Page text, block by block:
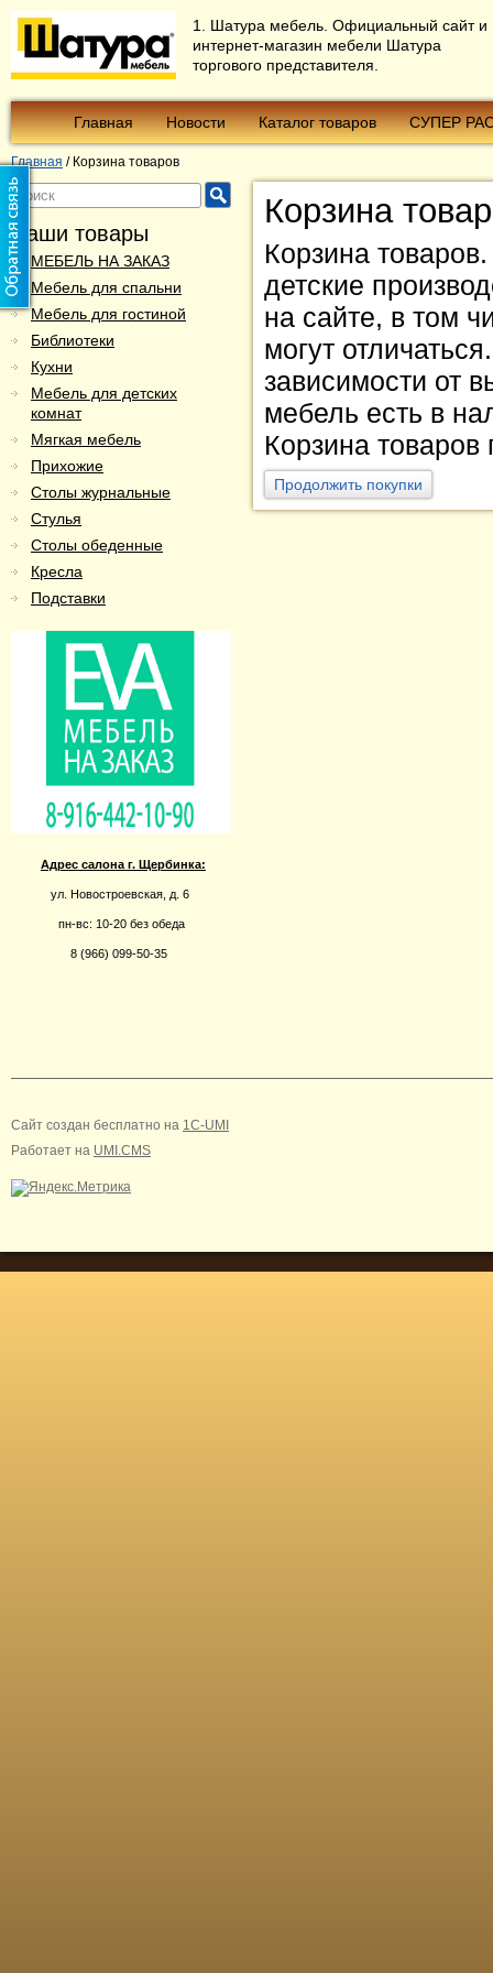
1. Шатура мебель. Официальный сайт и
интернет-магазин мебели Шатура
торгового представителя.
Главная Новости Каталог товаров СУПЕР
Главная / Корзина товаров
Наши товары
МЕБЕЛЬ НА ЗАКАЗ
Мебель для спальни
Мебель для гостиной
Библиотеки
Кухни
Мебель для детских
комнат
Мягкая мебель
Прихожие
Столы журнальные
Стулья
Столы обеденные
Кресла
Подставки
Адрес салона г. Щербинка:
ул. Новостроевская, д. 6
пн-вс: 10-20 без обеда
8 (966) 099-50-35
Корзина
Корзина
детские
на сайте, в том
могут
зависимости от
мебель есть в
Корзина товаров
Продолжить покупки
Сайт создан бесплатно на 1C-UMI
Работает на UMI.CMS